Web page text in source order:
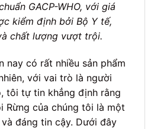
GACP-WHO, với giá
kiểm định bởi Bộ Y tế,
chất lượng vượt trội.
nay có rất nhiều sản phẩm
với vai trò là người
tôi tự tin khẳng định rằng
Rừng của chúng tôi là một
đáng tin cậy. Dưới đây